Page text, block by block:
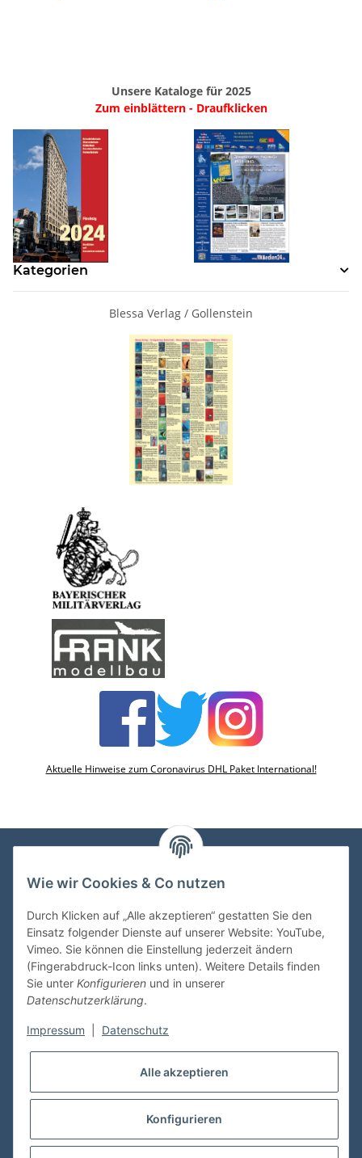
Unsere Kataloge für 2025
Zum einblättern - Draufklicken
Kategorien
Blessa Verlag / Gollenstein
Aktuelle Hinweise zum Coronavirus DHL Paket International!
VDMedien24.de
Kasernenstraße 6-10
66482 Zweibrücken
Tel. 06332 72710
eMail: heinz.nickel@vdmedien.de
Shop Service
* Alle Preise inkl. gesetzlicher USt., zzgl.Versand
Wie wir Cookies & Co nutzen
Durch Klicken auf „Alle akzeptieren“ gestatten Sie den
Einsatz folgender Dienste auf unserer Website: YouTube,
Vimeo. Sie können die Einstellung jederzeit ändern
(Fingerabdruck-Icon links unten). Weitere Details finden
Sie unter Konfigurieren und in unserer
Datenschutzerklärung.
Impressum Datenschutz
Alle akzeptieren
Konfigurieren